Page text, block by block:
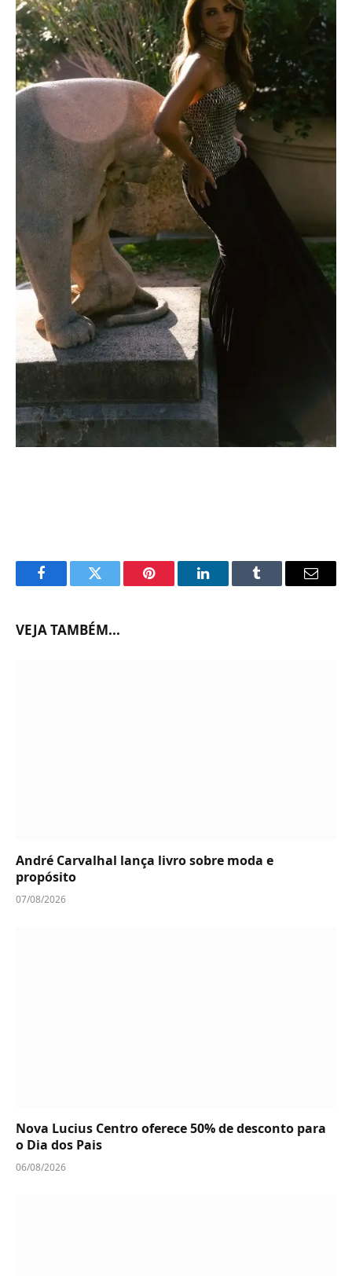
FacebookTwitter Pinterest LinkedInTumblr Email
VEJA TAMBÉM...
André Carvalhal lança livro sobre moda e
propósito
07/08/2026
Nova Lucius Centro oferece 50% de desconto para
o Dia dos Pais
06/08/2026